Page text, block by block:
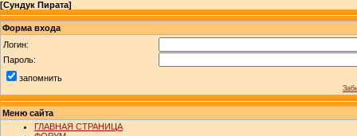
[Сундук Пирата]
Форма входа
Логин:
Пароль:
запомнить
Меню сайта
ГЛАВНАЯ СТРАНИЦА